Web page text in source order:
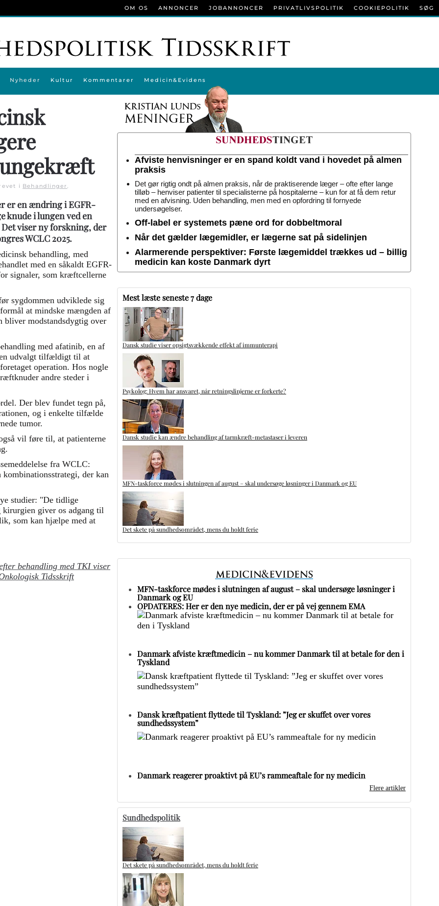
Nyheder Kultur Kommentarer Medicin&Evidens
OM OS ANNONCER JOBANNONCER PRIVATLIVSPOLITIK COOKIEPOLITIK SØG
i Behandlinger.
er en ændring i EGFR-
knude i lungen ved en
viser ny forskning, der
WCLC 2025.
behandling, med
med en såkaldt EGFR-
signaler, som kræftcellerne
sygdommen udviklede sig
at mindske mængden af
bliver modstandsdygtig over
med afatinib, en af
udvalgt tilfældigt til at
operation. Hos nogle
andre steder i
Der blev fundet tegn på,
og i enkelte tilfælde
tumor.
vil føre til, at patienterne
fra WCLC:
der kan
studier: "De tidlige
kirurgien giver os adgang til
som kan hjælpe med at
behandling med TKI viser
Tidsskrift
Afviste henvisninger er en spand koldt vand i hovedet på almen
praksis
Det gør rigtig ondt på almen praksis, når de praktiserende læger – ofte efter lange
tilløb – henviser patienter til specialisterne på hospitalerne – kun for at få dem retur
med en afvisning. Uden behandling, men med en opfordring til fornyede
undersøgelser.
Off-label er systemets pæne ord for dobbeltmoral
Når det gælder lægemidler, er lægerne sat på sidelinjen
Alarmerende perspektiver: Første lægemiddel trækkes ud – billig
medicin kan koste Danmark dyrt
Mest læste seneste 7 dage
Dansk studie viser opsigtsvækkende effekt af immunterapi
Psykolog: Hvem har ansvaret, når retningslinjerne er forkerte?
Dansk studie kan ændre behandling af tarmkræft-metastaser i leveren
MFN-taskforce mødes i slutningen af august – skal undersøge løsninger i Danmark og EU
Det skete på sundhedsområdet, mens du holdt ferie
MFN-taskforce mødes i slutningen af august – skal undersøge løsninger i
Danmark og EU
OPDATERES: Her er den nye medicin, der er på vej gennem EMA
Danmark afviste kræftmedicin – nu kommer Danmark til at betale for den i
Tyskland
Dansk kræftpatient flyttede til Tyskland: ”Jeg er skuffet over vores
sundhedssystem”
Danmark reagerer proaktivt på EU’s rammeaftale for ny medicin
Flere artikler
Sundhedspolitik
Det skete på sundhedsområdet, mens du holdt ferie